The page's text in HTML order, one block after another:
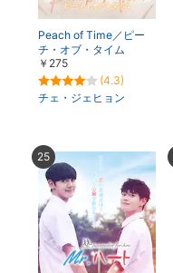
Peach of Time／ピー
チ・オブ・タイム
￥275
(4.3)
チェ・ジェヒョン
25